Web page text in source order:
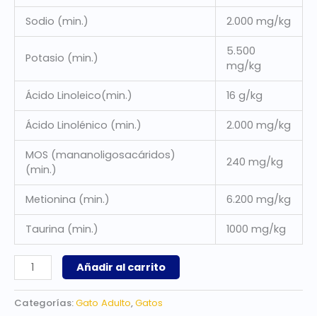
Sodio (min.) 2.000 mg/kg
Potasio (min.)
5.500
mg/kg
Ácido Linoleico(min.) 16 g/kg
Ácido Linolénico (min.) 2.000 mg/kg
MOS (mananoligosacáridos)
(min.)
240 mg/kg
Metionina (min.) 6.200 mg/kg
Taurina (min.) 1000 mg/kg
Añadir al carrito
Categorías:Gato Adulto,Gatos